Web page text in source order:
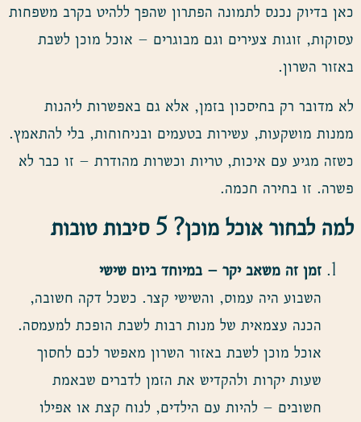
כאן בדיוק נכנס לתמונה הפתרון שהפך ללהיט בקרב משפחות
עסוקות, זוגות צעירים וגם מבוגרים – אוכל מוכן לשבת
באזור השרון.
לא מדובר רק בחיסכון בזמן, אלא גם באפשרות ליהנות
ממנות מושקעות, עשירות בטעמים ובניחוחות, בלי להתאמץ.
כשזה מגיע עם איכות, טריות וכשרות מהודרת – זו כבר לא
פשרה. זו בחירה חכמה.
למה לבחור אוכל מוכן? 5 סיבות טובות
זמן זה משאב יקר – במיוחד ביום שישי
השבוע היה עמוס, והשישי קצר. כשכל דקה חשובה,
הכנה עצמאית של מנות רבות לשבת הופכת למעמסה.
אוכל מוכן לשבת באזור השרון מאפשר לכם לחסוך
שעות יקרות ולהקדיש את הזמן לדברים שבאמת
חשובים – להיות עם הילדים, לנוח קצת או אפילו